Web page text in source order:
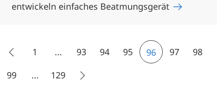
entwickeln einfaches Beatmungsgerät
1 ... 93 94 95 96 97
98
99
... 129